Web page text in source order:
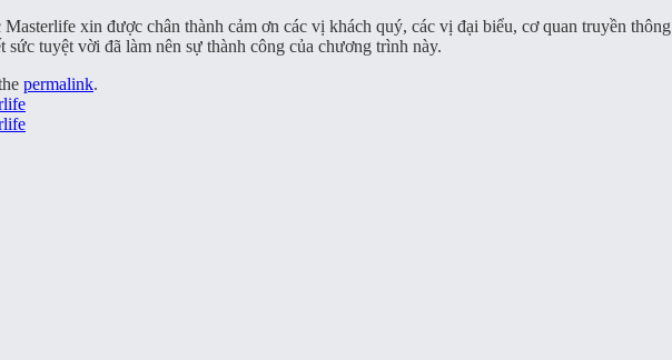
xin được chân thành cảm ơn các vị khách quý, các vị đại biểu, cơ quan truyền
sức tuyệt vời đã làm nên sự thành công của chương trình này.
permalink.